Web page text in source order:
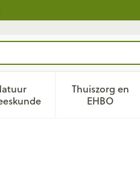
kinderen categorie
Vitaliteit 50+ categorie
Toon submenu voor Natuur
Thuiszorg en
EHBO
Toon